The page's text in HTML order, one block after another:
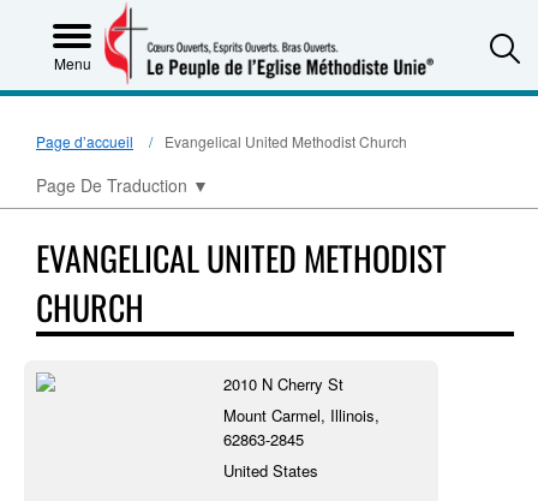
Menu
Page d’accueil Evangelical United Methodist Church
Page De Traduction ▼
EVANGELICAL UNITED METHODIST
CHURCH
2010 N Cherry St
Mount Carmel, Illinois,
62863-2845
United States